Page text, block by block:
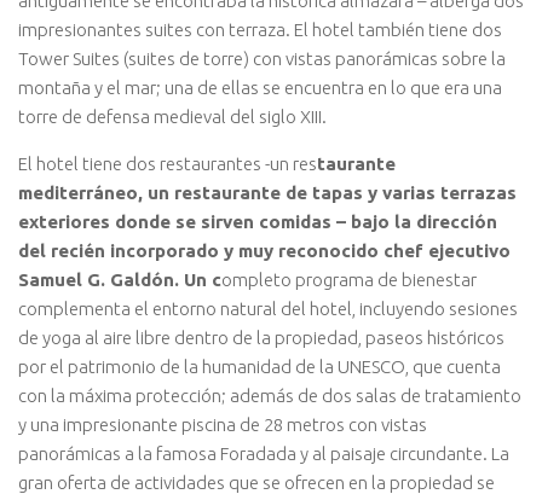
impresionantes suites con terraza. El hotel también tiene dos
Tower Suites (suites de torre) con vistas panorámicas sobre la
montaña y el mar; una de ellas se encuentra en lo que era una
torre de defensa medieval del siglo XIII.
El hotel tiene dos restaurantes -un restaurante
mediterráneo, un restaurante de tapas y varias terrazas
exteriores donde se sirven comidas – bajo la dirección
del recién incorporado y muy reconocido chef ejecutivo
Samuel G. Galdón. Un completo programa de bienestar
complementa el entorno natural del hotel, incluyendo sesiones
de yoga al aire libre dentro de la propiedad, paseos históricos
por el patrimonio de la humanidad de la UNESCO, que cuenta
con la máxima protección; además de dos salas de tratamiento
y una impresionante piscina de 28 metros con vistas
panorámicas a la famosa Foradada y al paisaje circundante. La
gran oferta de actividades que se ofrecen en la propiedad se